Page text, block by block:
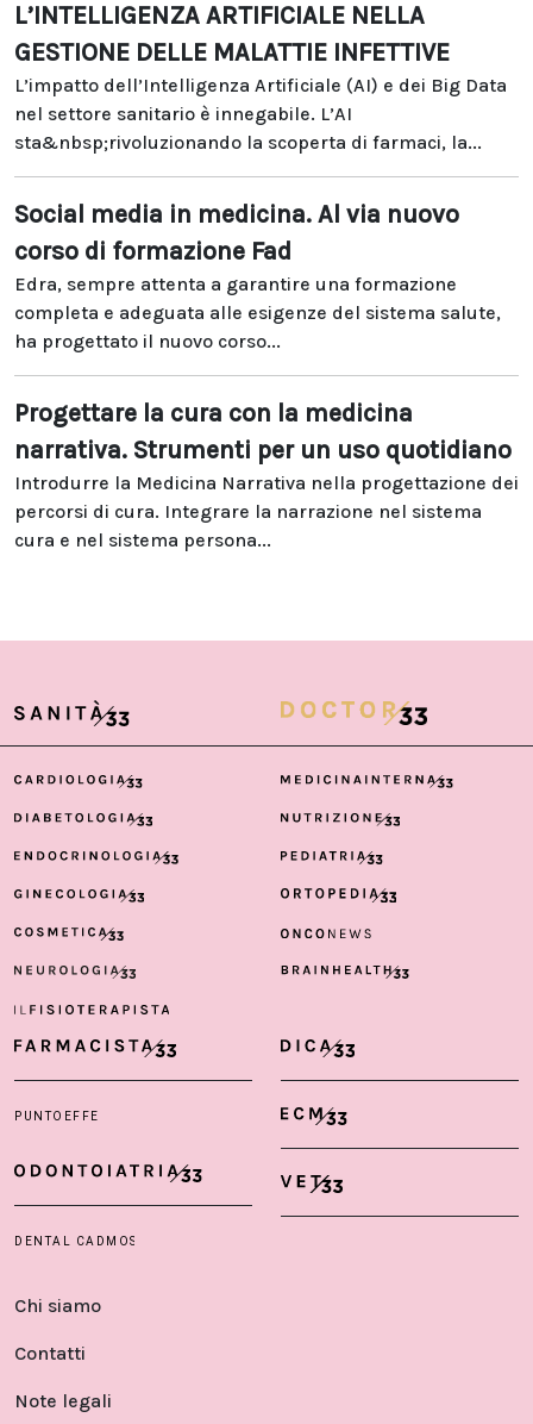
L’INTELLIGENZA ARTIFICIALE NELLA
GESTIONE DELLE MALATTIE INFETTIVE
L’impatto dell’Intelligenza Artificiale (AI) e dei Big Data
nel settore sanitario è innegabile. L’AI
sta&nbsp;rivoluzionando la scoperta di farmaci, la...
Social media in medicina. Al via nuovo
corso di formazione Fad
Edra, sempre attenta a garantire una formazione
completa e adeguata alle esigenze del sistema salute,
ha progettato il nuovo corso...
Progettare la cura con la medicina
narrativa. Strumenti per un uso quotidiano
Introdurre la Medicina Narrativa nella progettazione dei
percorsi di cura. Integrare la narrazione nel sistema
cura e nel sistema persona...
Chi siamo
Contatti
Note legali